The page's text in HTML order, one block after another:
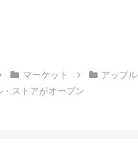
マーケット アップル
・ストアがオープン